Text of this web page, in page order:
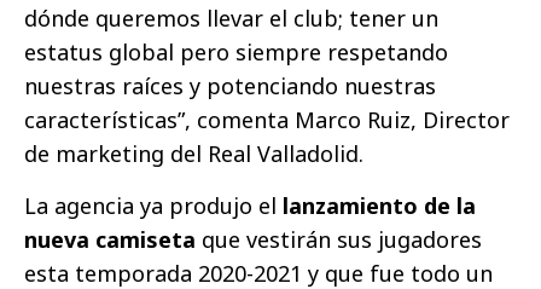
dónde queremos llevar el club; tener un
estatus global pero siempre respetando
nuestras raíces y potenciando nuestras
características”, comenta Marco Ruiz, Director
de marketing del Real Valladolid.
La agencia ya produjo el lanzamiento de la
nueva camiseta que vestirán sus jugadores
esta temporada 2020-2021 y que fue todo un